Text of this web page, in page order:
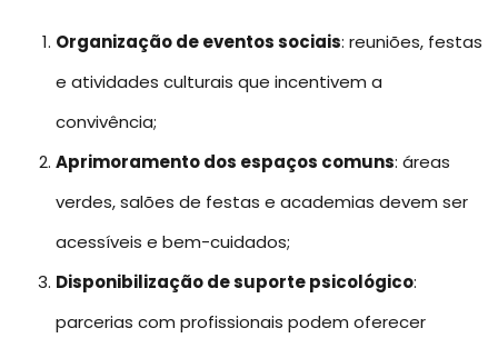
Organização de eventos sociais: reuniões, festas
e atividades culturais que incentivem a
convivência;
Aprimoramento dos espaços comuns: áreas
verdes, salões de festas e academias devem ser
acessíveis e bem-cuidados;
Disponibilização de suporte psicológico:
parcerias com profissionais podem oferecer